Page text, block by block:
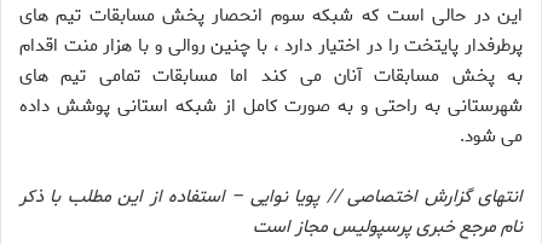
این در حالی است که شبکه سوم انحصار پخش مسابقات تیم های
پرطرفدار پایتخت را در اختیار دارد ، با چنین روالی و با هزار منت اقدام
به پخش مسابقات آنان می کند اما مسابقات تمامی تیم های
شهرستانی به راحتی و به صورت کامل از شبکه استانی پوشش داده
می شود.
انتهای گزارش اختصاصی // پویا نوایی – استفاده از این مطلب با ذکر
نام مرجع خبری پرسپولیس مجاز است